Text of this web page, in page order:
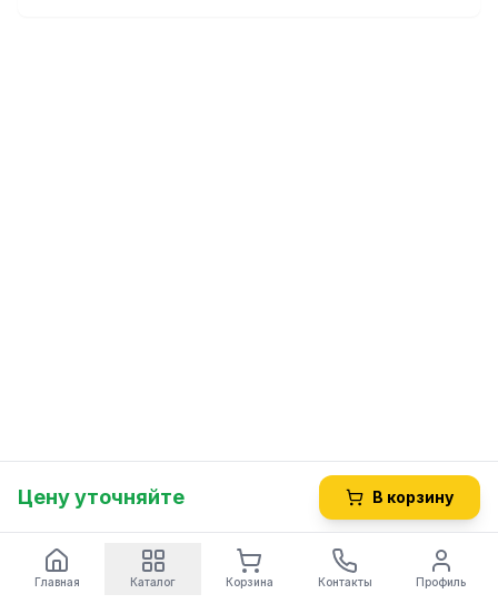
Цену уточняйте В корзину
Главная Каталог Корзина Контакты Профиль